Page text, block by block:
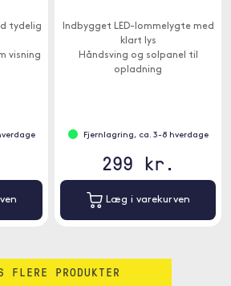
tydelig
visning
Indbygget LED-lommelygte med
klart lys
Håndsving og solpanel til
opladning
Fjernlagring, ca. 3-8 hverdage
299 kr.
Læg i varekurven
FLERE PRODUKTER